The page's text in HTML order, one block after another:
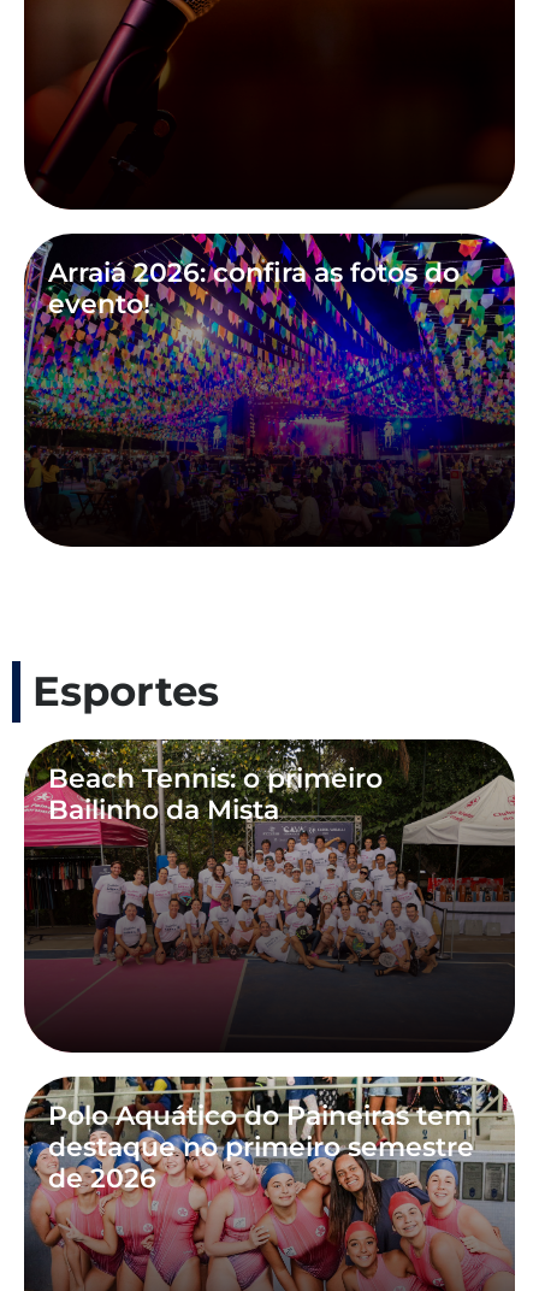
Arraiá 2026: confira as fotos do
evento!
Esportes
Beach Tennis: o primeiro
Bailinho da Mista
Polo Aquático do Paineiras tem
destaque no primeiro semestre
de 2026